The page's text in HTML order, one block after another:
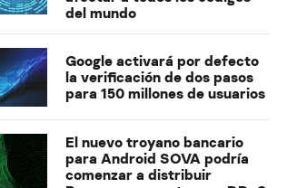
del mundo
Google activará por defecto
la verificación de dos pasos
para 150 millones de usuarios
El nuevo troyano bancario
para Android SOVA podría
comenzar a distribuir